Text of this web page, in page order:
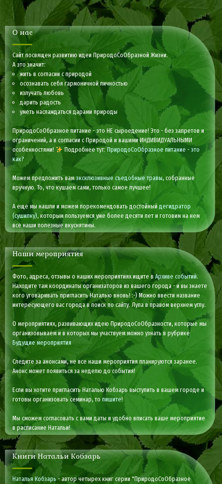
О нас
Сайт посвящен развитию идеи ПриродоСоОбразной Жизни.
А это значит:
жить в согласии с природой
осознавать себя гармоничной личностью
излучать любовь
дарить радость
уметь наслаждаться дарами природы
ПриродоСоОбразное питание - это НЕ сыроедение! Это - без запретов и
ограничений, а в согласии с Природой и вашими ИНДИВИДУАЛЬНЫМИ
особенностями!
Подробнее тут: ПриродоСоОбразное питание - это
как?
Можем предложить вамэксклюзивные съедобные травы, собранные
вручную. То, что кушаем сами, только самое лучшее!
А еще мы нашли и можем порекомендовать достойныйдегидратор
(сушилку), которым пользуемся уже более десяти лет и готовим на нем
все наши полезные вкуснятины.
Наши мероприятия
Фото, адреса, отзывы о наших мероприятиях ищите вАрхиве событий.
Находите там координаты организаторов из вашего города - и вы знаете
кого уговаривать пригласить Наталью вновь! :-) Можно ввести название
интересующего вас города в поиск по сайту. Лупа в правом верхнем углу.
О мероприятиях, развивающих идею ПриродоСоОбразности, которые мы
организовываем и в которых мы участвуем можно узнать в рубрике
Будущие мероприятия
Следите за анонсами, не все наши мероприятия планируются заранее.
Анонс может появиться за неделю до события!
Если вы хотите пригласить Наталью Кобзарь выступить в вашем городе и
готовы организовать семинар, топишите!
Мы сможем согласовать с вами даты и удобно вписать ваше мероприятие
в расписание Натальи!
Книги Натальи Кобзарь
Наталья Кобзарь- автор четырех книг серии "ПриродоСоОбразное